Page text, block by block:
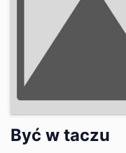
Być w taczu